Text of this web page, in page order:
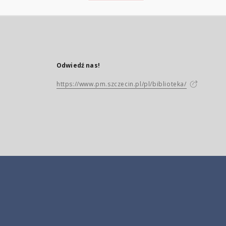
Odwiedź nas!
https://www.pm.szczecin.pl/pl/biblioteka/